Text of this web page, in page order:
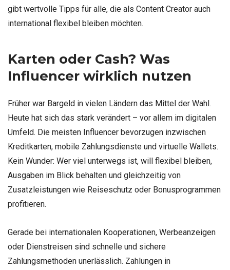
gibt wertvolle Tipps für alle, die als Content Creator auch
international flexibel bleiben möchten.
Karten oder Cash? Was
Influencer wirklich nutzen
Früher war Bargeld in vielen Ländern das Mittel der Wahl.
Heute hat sich das stark verändert – vor allem im digitalen
Umfeld. Die meisten Influencer bevorzugen inzwischen
Kreditkarten, mobile Zahlungsdienste und virtuelle Wallets.
Kein Wunder: Wer viel unterwegs ist, will flexibel bleiben,
Ausgaben im Blick behalten und gleichzeitig von
Zusatzleistungen wie Reiseschutz oder Bonusprogrammen
profitieren.
Gerade bei internationalen Kooperationen, Werbeanzeigen
oder Dienstreisen sind schnelle und sichere
Zahlungsmethoden unerlässlich. Zahlungen in